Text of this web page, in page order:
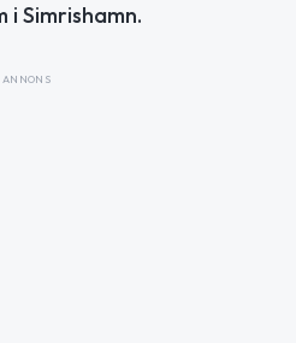
Simrishamn.
ANNONS